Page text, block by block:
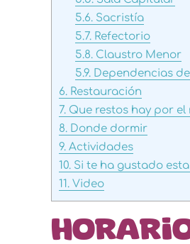
5.6.Sacristía
5.7.Refectorio
5.8.Claustro Menor
5.9.Dependencias
6. Restauración
7. Que restos hay por el
8. Donde dormir
9. Actividades
10. Si te ha gustado
11. Video